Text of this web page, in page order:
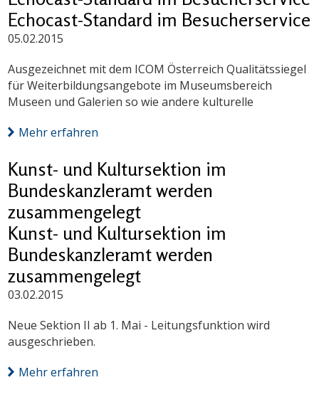
Echocast-Standard im Besucherservice
05.02.2015
Ausgezeichnet mit dem ICOM Österreich Qualitätssiegel
für Weiterbildungsangebote im Museumsbereich
Museen und Galerien so wie andere kulturelle
Mehr erfahren
Kunst- und Kultursektion im
Bundeskanzler­amt werden
zusammengelegt
Kunst- und Kultursektion im
Bundeskanzler­amt werden
zusammengelegt
03.02.2015
Neue Sektion II ab 1. Mai - Leitungsfunktion wird
ausgeschrieben.
Mehr erfahren